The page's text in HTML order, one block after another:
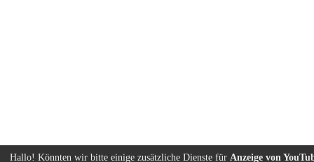
Hallo! Könnten wir bitte einige zusätzliche Dienste für Anzeige von